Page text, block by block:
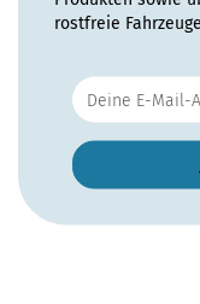
rostfreie